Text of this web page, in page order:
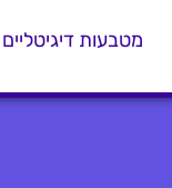
מטבעות דיגיטליים